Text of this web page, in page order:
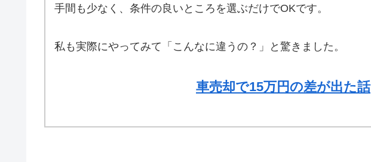
手間も少なく、条件の良いところを選ぶだけでOKです。
私も実際にやってみて「こんなに違うの？」と驚きました。
車売却で15万円の差が出た話